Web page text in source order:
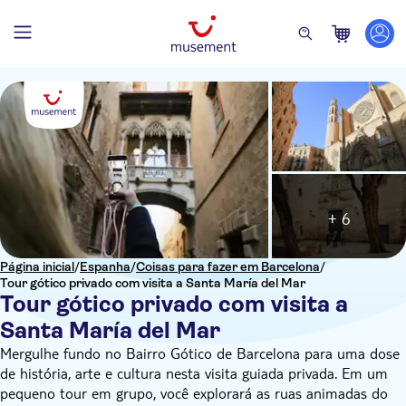
Página inicial/Espanha/Coisas para fazer em Barcelona/
Tour gótico privado com visita a Santa María del Mar
Tour gótico privado com visita a
Santa María del Mar
+ 6
Mergulhe fundo no Bairro Gótico de Barcelona para uma dose
de história, arte e cultura nesta visita guiada privada. Em um
pequeno tour em grupo, você explorará as ruas animadas do